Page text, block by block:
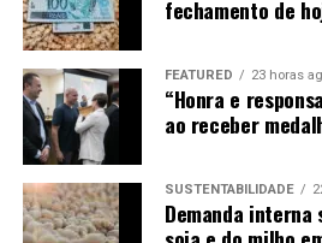
apresenta uma dieta bastante
Instituto Onçafari, é uma das
entre os felinos e consegue se
de alimento. Quando não encontra
se alimentar de animais como
insetos.
A forma de caça também
fechamento de
FEATURED 23 horas
“Honra e
ao receber
SUSTENTABILIDADE
Demanda